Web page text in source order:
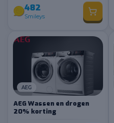
482
Smileys
AEG
AEG Wassen en drogen
20% korting